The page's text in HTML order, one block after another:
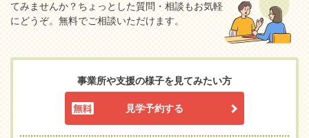
てみませんか？ちょっとした質問・相談もお気軽
にどうぞ。無料でご相談いただけます。
事業所や支援の様子を見てみたい方
見学予約する